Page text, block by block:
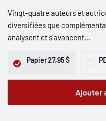
Vingt-quatre auteurs et
diversifiées que
analysent et s’avancent...
Papier27,95 $
Ajouter